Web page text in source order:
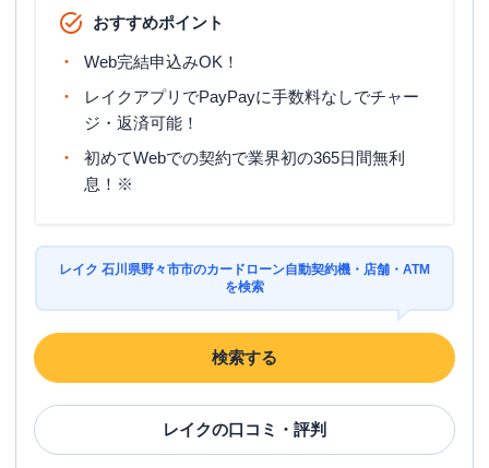
おすすめポイント
Web完結申込みOK！
レイクアプリでPayPayに手数料なしでチャー
ジ・返済可能！
初めてWebでの契約で業界初の365日間無利
息！※
レイク 石川県野々市市のカードローン自動契約機・店舗・ATM
を検索
検索する
レイクの口コミ・評判